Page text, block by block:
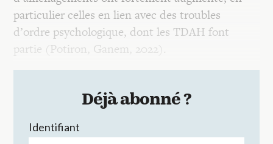
particulier celles en lien avec des troubles
d’ordre psychologique, dont les TDAH font
partie (Potiron, Ganem, 2022).
Déjà abonné ?
Identifiant